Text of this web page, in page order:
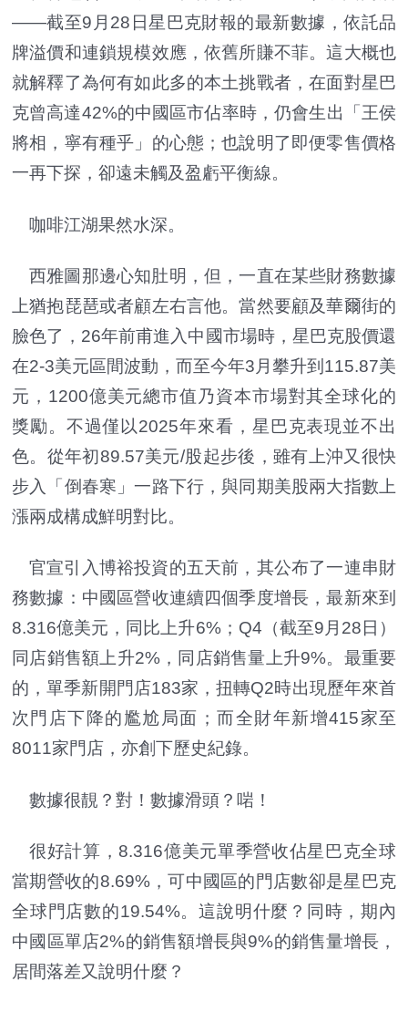
——截至9月28日星巴克財報的最新數據，依託品
牌溢價和連鎖規模效應，依舊所賺不菲。這大概也
就解釋了為何有如此多的本土挑戰者，在面對星巴
克曾高達42%的中國區市佔率時，仍會生出「王侯
將相，寧有種乎」的心態；也說明了即便零售價格
一再下探，卻遠未觸及盈虧平衡線。
咖啡江湖果然水深。
西雅圖那邊心知肚明，但，一直在某些財務數據
上猶抱琵琶或者顧左右言他。當然要顧及華爾街的
臉色了，26年前甫進入中國市場時，星巴克股價還
在2-3美元區間波動，而至今年3月攀升到115.87美
元，1200億美元總市值乃資本市場對其全球化的
獎勵。不過僅以2025年來看，星巴克表現並不出
色。從年初89.57美元/股起步後，雖有上沖又很快
步入「倒春寒」一路下行，與同期美股兩大指數上
漲兩成構成鮮明對比。
官宣引入博裕投資的五天前，其公布了一連串財
務數據：中國區營收連續四個季度增長，最新來到
8.316億美元，同比上升6%；Q4（截至9月28日）
同店銷售額上升2%，同店銷售量上升9%。最重要
的，單季新開門店183家，扭轉Q2時出現歷年來首
次門店下降的尷尬局面；而全財年新增415家至
8011家門店，亦創下歷史紀錄。
數據很靚？對！數據滑頭？啱！
很好計算，8.316億美元單季營收佔星巴克全球
當期營收的8.69%，可中國區的門店數卻是星巴克
全球門店數的19.54%。這說明什麼？同時，期內
中國區單店2%的銷售額增長與9%的銷售量增長，
居間落差又說明什麼？